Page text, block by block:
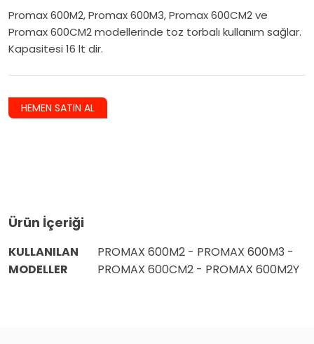
Promax 600M2, Promax 600M3, Promax 600CM2 ve
Promax 600CM2 modellerinde toz torbalı kullanım sağlar.
Kapasitesi 16 lt dir.
HEMEN SATIN AL
Ürün İçeriği
KULLANILAN
MODELLER
PROMAX 600M2 - PROMAX 600M3 -
PROMAX 600CM2 - PROMAX 600M2Y